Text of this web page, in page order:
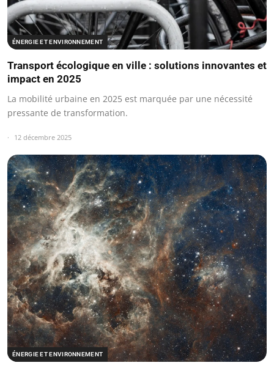
ÉNERGIE ET ENVIRONNEMENT
Transport écologique en ville : solutions innovantes et
impact en 2025
La mobilité urbaine en 2025 est marquée par une nécessité
pressante de transformation.
12 décembre 2025
ÉNERGIE ET ENVIRONNEMENT